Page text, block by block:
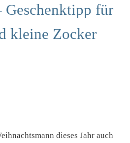
Geschenktipp für
kleine Zocker
dieses Jahr auch